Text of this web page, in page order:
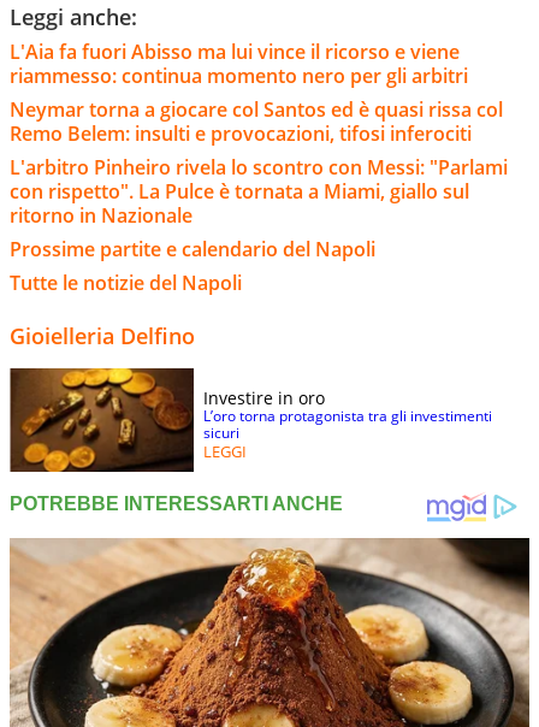
Leggi anche:
L'Aia fa fuori Abisso ma lui vince il ricorso e viene
riammesso: continua momento nero per gli arbitri
Neymar torna a giocare col Santos ed è quasi rissa col
Remo Belem: insulti e provocazioni, tifosi inferociti
L'arbitro Pinheiro rivela lo scontro con Messi: "Parlami
con rispetto". La Pulce è tornata a Miami, giallo sul
ritorno in Nazionale
Prossime partite e calendario del Napoli
Tutte le notizie del Napoli
Gioielleria Delfino
Investire in oro
L’oro torna protagonista tra gli investimenti
sicuri
LEGGI